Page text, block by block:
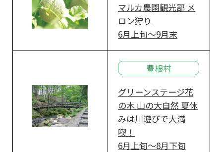
マルカ農園観光部 メ
ロン狩り
6月上旬～9月末
豊根村
グリーンステージ花
の木 山の大自然 夏休
みは川遊びで大満
喫！
6月上旬～8月下旬